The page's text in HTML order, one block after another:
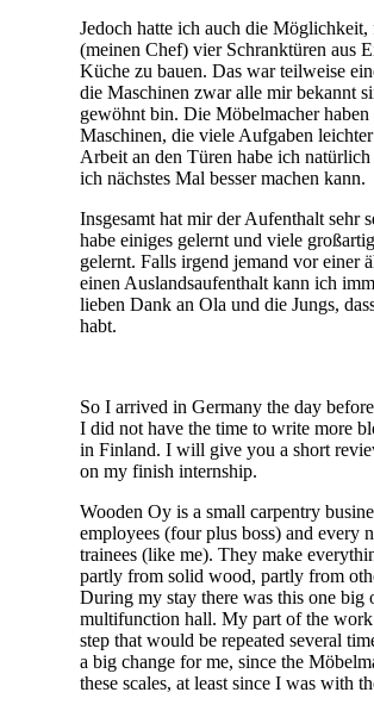
Jedoch hatte ich auch die Möglichkeit,
(meinen Chef) vier Schranktüren aus
Küche zu bauen. Das war teilweise
die Maschinen zwar alle mir bekannt
gewöhnt bin. Die Möbelmacher haben
Maschinen, die viele Aufgaben
Arbeit an den Türen habe ich
ich nächstes Mal besser machen kann.
Insgesamt hat mir der Aufenthalt sehr
habe einiges gelernt und viele
gelernt. Falls irgend jemand vor einer
einen Auslandsaufenthalt kann ich
lieben Dank an Ola und die Jungs,
habt.
So I arrived in Germany the day
I did not have the time to write more
in Finland. I will give you a short
on my finish internship.
Wooden Oy is a small carpentry
employees (four plus boss) and every
trainees (like me). They make
partly from solid wood, partly from
During my stay there was this one big
multifunction hall. My part of the
step that would be repeated several
a big change for me, since the
these scales, at least since I was with